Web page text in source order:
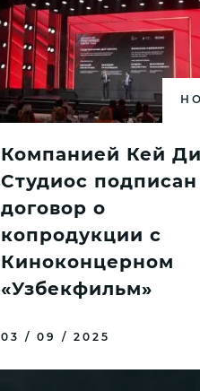
Компанией Кей
Студиос подписан
договор о
копродукции с
Киноконцерном
«Узбекфильм»
03 / 09 / 2025